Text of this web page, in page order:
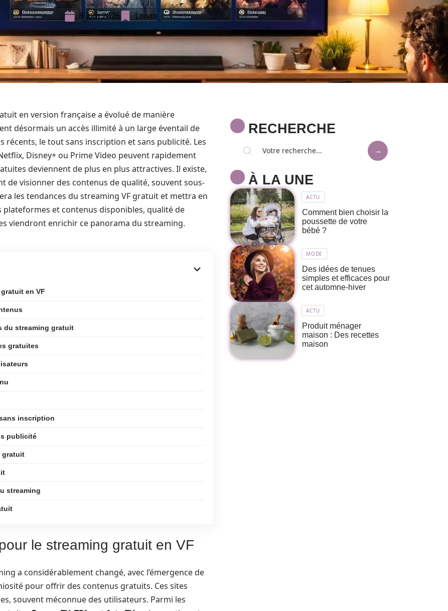
9 juin 2026 Loisirs
en version française a évolué de manière
désormais un accès illimité à un large éventail de
récents, le tout sans inscription et sans publicité. Les
Disney+ ou Prime Video peuvent rapidement
deviennent de plus en plus attractives. Il existe,
visionner des contenus de qualité, souvent sous-
les tendances du streaming VF gratuit et mettra en
plateformes et contenus disponibles, qualité de
viendront enrichir ce panorama du streaming.
en VF
du streaming gratuit
gratuites
inscription
publicité
gratuit
streaming
le streaming gratuit en VF
a considérablement changé, avec l’émergence de
pour offrir des contenus gratuits. Ces sites
souvent méconnue des utilisateurs. Parmi les
RECHERCHE
À LA UNE
ACTU
Comment bien choisir la
poussette de votre
bébé ?
MODE
Des idées de tenues
simples et efficaces pour
cet automne-hiver
ACTU
Produit ménager
maison : Des recettes
maison